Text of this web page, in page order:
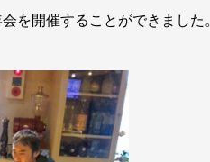
を開催することができました。